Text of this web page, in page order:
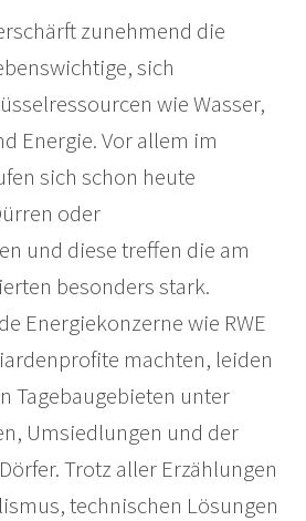
zunehmend die
sich
wie Wasser,
Energie. Vor allem im
sich schon heute
oder
und diese treffen die am
besonders stark.
Energiekonzerne wie RWE
machten, leiden
Tagebaugebieten unter
Umsiedlungen und der
Trotz aller Erzählungen
technischen Lösungen